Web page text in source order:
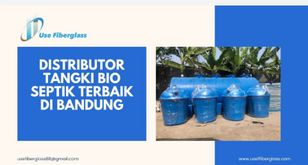
Distributor
Tangki
Septik
Terbaik